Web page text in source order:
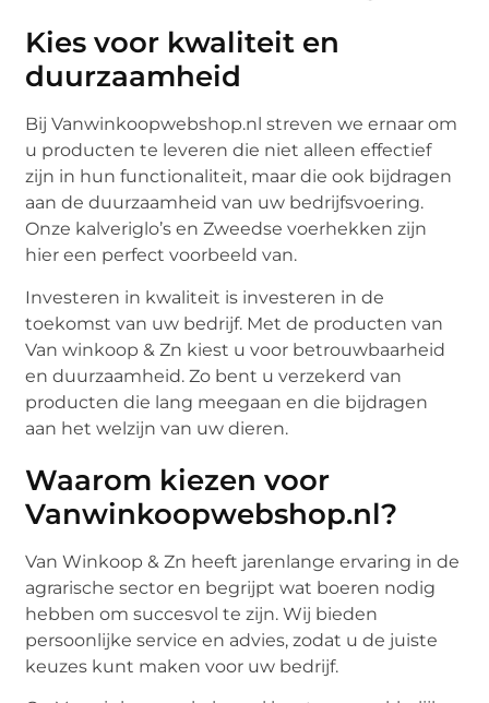
Kies voor kwaliteit en
duurzaamheid
Bij Vanwinkoopwebshop.nl streven we ernaar om
u producten te leveren die niet alleen effectief
zijn in hun functionaliteit, maar die ook bijdragen
aan de duurzaamheid van uw bedrijfsvoering.
Onze kalveriglo’s en Zweedse voerhekken zijn
hier een perfect voorbeeld van.
Investeren in kwaliteit is investeren in de
toekomst van uw bedrijf. Met de producten van
Van winkoop & Zn kiest u voor betrouwbaarheid
en duurzaamheid. Zo bent u verzekerd van
producten die lang meegaan en die bijdragen
aan het welzijn van uw dieren.
Waarom kiezen voor
Vanwinkoopwebshop.nl?
Van Winkoop & Zn heeft jarenlange ervaring in de
agrarische sector en begrijpt wat boeren nodig
hebben om succesvol te zijn. Wij bieden
persoonlijke service en advies, zodat u de juiste
keuzes kunt maken voor uw bedrijf.